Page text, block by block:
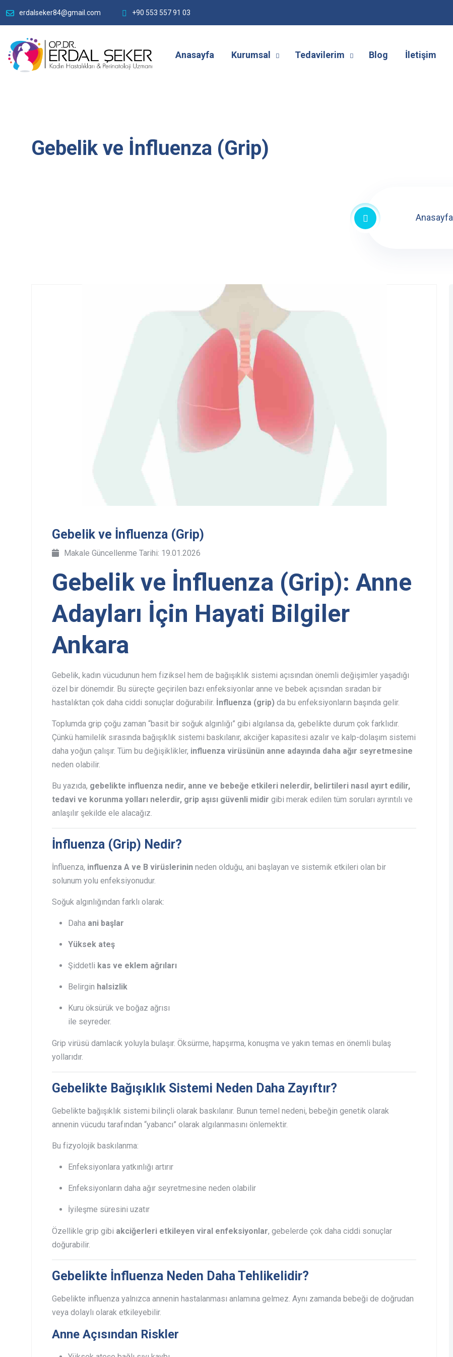
erdalseker84@gmail.com +90 553 557 91 03
Anasayfa Kurumsal Tedavilerim Blog İletişim
Gebelik ve İnfluenza (Grip)
Anasayfa
Gebelik ve İnfluenza (Grip)
Makale Güncellenme Tarihi: 19.01.2026
Gebelik ve İnfluenza (Grip): Anne
Adayları İçin Hayati Bilgiler
Ankara
Gebelik, kadın vücudunun hem fiziksel hem de bağışıklık sistemi açısından önemli değişimler yaşadığı
özel bir dönemdir. Bu süreçte geçirilen bazı enfeksiyonlar anne ve bebek açısından sıradan bir
hastalıktan çok daha ciddi sonuçlar doğurabilir. İnfluenza (grip) da bu enfeksiyonların başında gelir.
Toplumda grip çoğu zaman “basit bir soğuk algınlığı” gibi algılansa da, gebelikte durum çok farklıdır.
Çünkü hamilelik sırasında bağışıklık sistemi baskılanır, akciğer kapasitesi azalır ve kalp-dolaşım sistemi
daha yoğun çalışır. Tüm bu değişiklikler, influenza virüsünün anne adayında daha ağır seyretmesine
neden olabilir.
Bu yazıda, gebelikte influenza nedir, anne ve bebeğe etkileri nelerdir, belirtileri nasıl ayırt edilir,
tedavi ve korunma yolları nelerdir, grip aşısı güvenli midir gibi merak edilen tüm soruları ayrıntılı ve
anlaşılır şekilde ele alacağız.
İnfluenza (Grip) Nedir?
İnfluenza, influenza A ve B virüslerinin neden olduğu, ani başlayan ve sistemik etkileri olan bir
solunum yolu enfeksiyonudur.
Soğuk algınlığından farklı olarak:
Daha ani başlar
Yüksek ateş
Şiddetli kas ve eklem ağrıları
Belirgin halsizlik
Kuru öksürük ve boğaz ağrısı
ile seyreder.
Grip virüsü damlacık yoluyla bulaşır. Öksürme, hapşırma, konuşma ve yakın temas en önemli bulaş
yollarıdır.
Gebelikte Bağışıklık Sistemi Neden Daha Zayıftır?
Gebelikte bağışıklık sistemi bilinçli olarak baskılanır. Bunun temel nedeni, bebeğin genetik olarak
annenin vücudu tarafından “yabancı” olarak algılanmasını önlemektir.
Bu fizyolojik baskılanma:
Enfeksiyonlara yatkınlığı artırır
Enfeksiyonların daha ağır seyretmesine neden olabilir
İyileşme süresini uzatır
Özellikle grip gibi akciğerleri etkileyen viral enfeksiyonlar, gebelerde çok daha ciddi sonuçlar
doğurabilir.
Gebelikte İnfluenza Neden Daha Tehlikelidir?
Gebelikte influenza yalnızca annenin hastalanması anlamına gelmez. Aynı zamanda bebeği de doğrudan
veya dolaylı olarak etkileyebilir.
Anne Açısından Riskler